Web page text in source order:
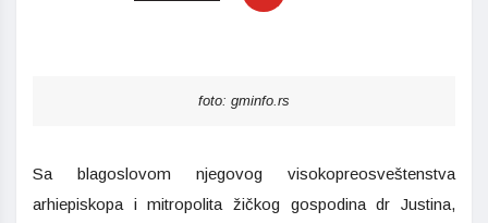
foto: gminfo.rs
Sa blagoslovom njegovog visokopreosveštenstva
arhiepiskopa i mitropolita žičkog gospodina dr Justina,